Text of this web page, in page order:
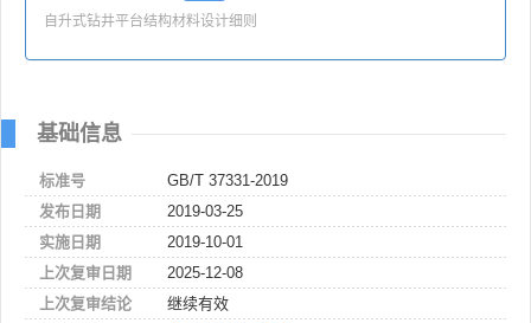
自升式钻井平台结构材料设计细则
基础信息
标准号
GB/T 37331-2019
发布日期
2019-03-25
实施日期
2019-10-01
上次复审日期
2025-12-08
上次复审结论
继续有效